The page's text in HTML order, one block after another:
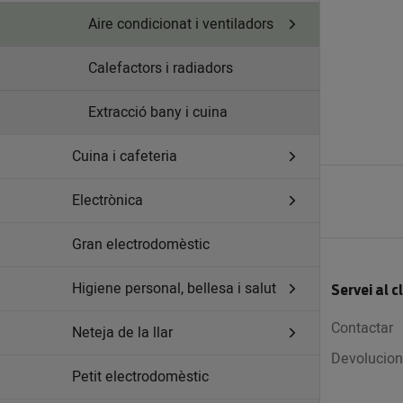
Aire condicionat i ventiladors
Calefactors i radiadors
Extracció bany i cuina
Cuina i cafeteria
Electrònica
Gran electrodomèstic
Higiene personal, bellesa i salut
Neteja de la llar
Petit electrodomèstic
Servei al
Contactar